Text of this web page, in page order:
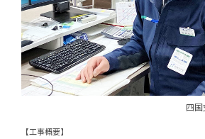
四
【工事概要】